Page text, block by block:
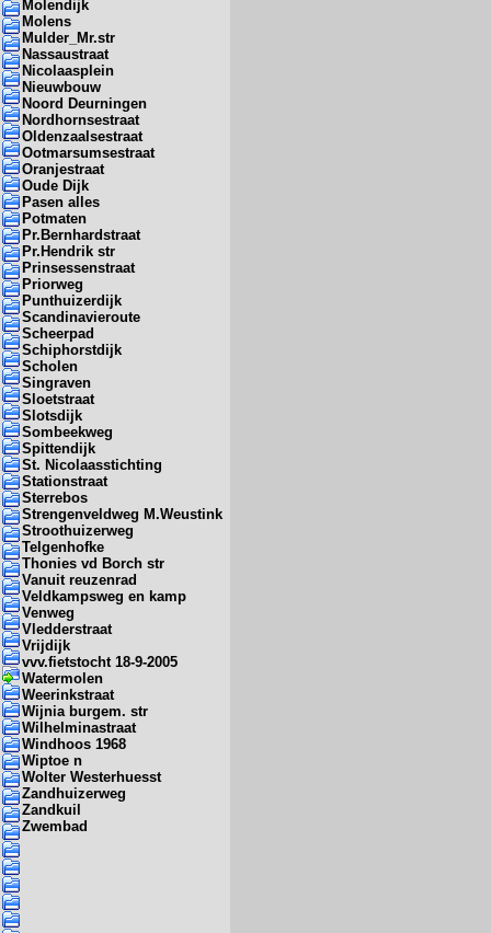
Molendijk
Molens
Mulder_Mr.str
Nassaustraat
Nicolaasplein
Nieuwbouw
Noord Deurningen
Nordhornsestraat
Oldenzaalsestraat
Ootmarsumsestraat
Oranjestraat
Oude Dijk
Pasen alles
Potmaten
Pr.Bernhardstraat
Pr.Hendrik str
Prinsessenstraat
Priorweg
Punthuizerdijk
Scandinavieroute
Scheerpad
Schiphorstdijk
Scholen
Singraven
Sloetstraat
Slotsdijk
Sombeekweg
Spittendijk
St. Nicolaasstichting
Stationstraat
Sterrebos
Strengenveldweg M.Weustink
Stroothuizerweg
Telgenhofke
Thonies vd Borch str
Vanuit reuzenrad
Veldkampsweg en kamp
Venweg
Vledderstraat
Vrijdijk
vvv.fietstocht 18-9-2005
Watermolen
Weerinkstraat
Wijnia burgem. str
Wilhelminastraat
Windhoos 1968
Wiptoe n
Wolter Westerhuesst
Zandhuizerweg
Zandkuil
Zwembad